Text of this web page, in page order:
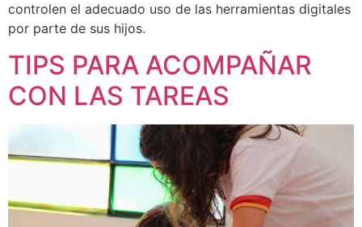
controlen el adecuado uso de las herramientas digitales
por parte de sus hijos.
TIPS PARA ACOMPAÑAR
CON LAS TAREAS